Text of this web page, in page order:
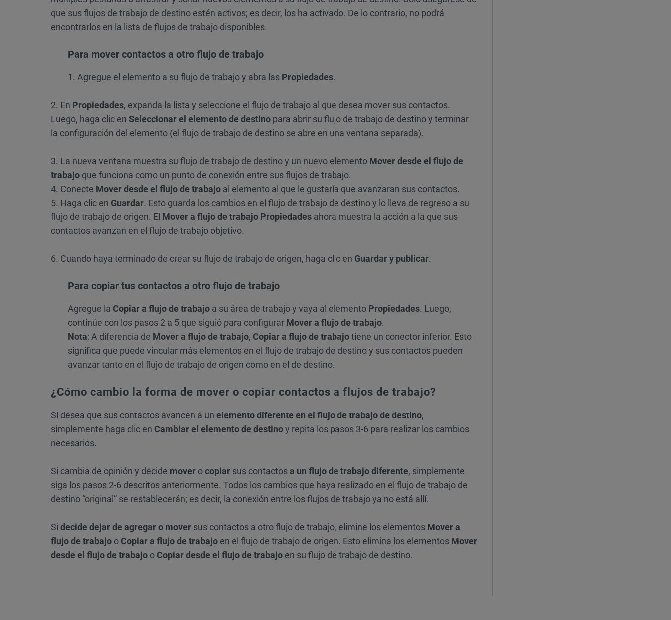
que sus flujos de trabajo de destino estén activos; es decir, los ha activado. De lo contrario, no podrá
encontrarlos en la lista de flujos de trabajo disponibles.
Para mover contactos a otro flujo de trabajo
1. Agregue el elemento a su flujo de trabajo y abra las Propiedades.
2. En Propiedades, expanda la lista y seleccione el flujo de trabajo al que desea mover sus contactos.
Luego, haga clic en Seleccionar el elemento de destino para abrir su flujo de trabajo de destino y terminar
la configuración del elemento (el flujo de trabajo de destino se abre en una ventana separada).
3. La nueva ventana muestra su flujo de trabajo de destino y un nuevo elemento Mover desde el flujo de
trabajo que funciona como un punto de conexión entre sus flujos de trabajo.
4. Conecte Mover desde el flujo de trabajo al elemento al que le gustaría que avanzaran sus contactos.
5. Haga clic en Guardar. Esto guarda los cambios en el flujo de trabajo de destino y lo lleva de regreso a su
flujo de trabajo de origen. El Mover a flujo de trabajo Propiedades ahora muestra la acción a la que sus
contactos avanzan en el flujo de trabajo objetivo.
6. Cuando haya terminado de crear su flujo de trabajo de origen, haga clic en Guardar y publicar.
Para copiar tus contactos a otro flujo de trabajo
Agregue la Copiar a flujo de trabajo a su área de trabajo y vaya al elemento Propiedades. Luego,
continúe con los pasos 2 a 5 que siguió para configurar Mover a flujo de trabajo.
Nota: A diferencia de Mover a flujo de trabajo, Copiar a flujo de trabajotiene un conector inferior. Esto
significa que puede vincular más elementos en el flujo de trabajo de destino y sus contactos pueden
avanzar tanto en el flujo de trabajo de origen como en el de destino.
¿Cómo cambio la forma de mover o copiar contactos a flujos de trabajo?
Si desea que sus contactos avancen a un elemento diferente en el flujo de trabajo de destino,
simplemente haga clic en Cambiar el elemento de destinoy repita los pasos 3-6 para realizar los cambios
necesarios.
Si cambia de opinión y decide mover ocopiar sus contactosa un flujo de trabajo diferente, simplemente
siga los pasos 2-6 descritos anteriormente. Todos los cambios que haya realizado en el flujo de trabajo de
destino “original” se restablecerán; es decir, la conexión entre los flujos de trabajo ya no está allí.
Si decide dejar de agregar o mover sus contactos a otro flujo de trabajo, elimine los elementos Mover a
flujo de trabajo o Copiar a flujo de trabajo en el flujo de trabajo de origen. Esto elimina los elementos Mover
desde el flujo de trabajo o Copiar desde el flujo de trabajo en su flujo de trabajo de destino.